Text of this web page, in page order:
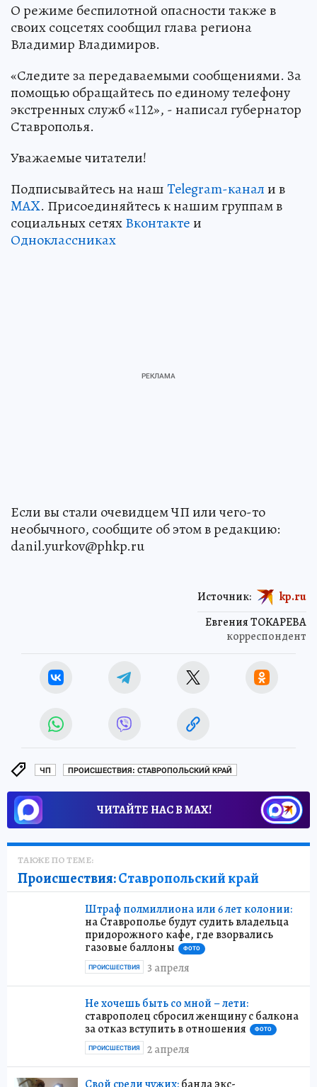
О режиме беспилотной опасности также в
своих соцсетях сообщил глава региона
Владимир Владимиров.
«Следите за передаваемыми сообщениями. За
помощью обращайтесь по единому телефону
экстренных служб «112», - написал губернатор
Ставрополья.
Уважаемые читатели!
Подписывайтесь на нашTelegram-канали в
MAX. Присоединяйтесь к нашим группам в
социальных сетяхВконтактеи
Одноклассниках
Если вы стали очевидцем ЧП или чего-то
необычного, сообщите об этом в редакцию:
danil.yurkov@phkp.ru
Евгения ТОКАРЕВА
корреспондент
Источник: kp.ru
ЧП ПРОИСШЕСТВИЯ: СТАВРОПОЛЬСКИЙ КРАЙ
ЧИТАЙТЕ НАС В МАХ!
ТАКЖЕ ПО ТЕМЕ:
Происшествия:Ставропольский край
Штраф полмиллиона или 6 лет колонии:
на Ставрополье будут судить владельца
придорожного кафе, где взорвались
газовые баллоны
ФОТО
3 апреля
ПРОИСШЕСТВИЯ
Не хочешь быть со мной – лети:
ставрополец сбросил женщину с балкона
за отказ вступить в отношения
ФОТО
2 апреля
ПРОИСШЕСТВИЯ